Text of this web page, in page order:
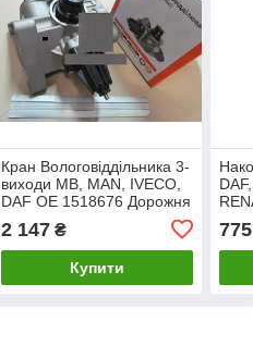
Кран Вологовіддільника 3-
виходи MB, MAN, IVECO,
DAF OE 1518676 Дорожня
2 147₴
Купити
775